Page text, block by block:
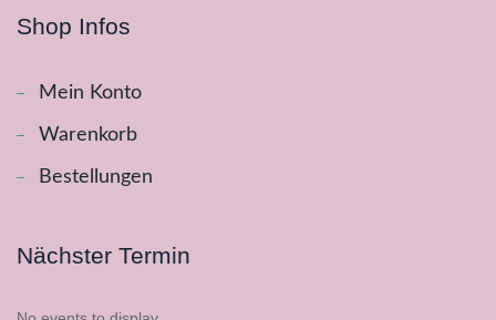
Shop Infos
Mein Konto
Warenkorb
Bestellungen
Nächster Termin